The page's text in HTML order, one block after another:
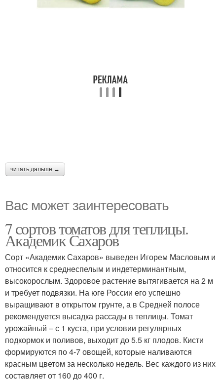
читать дальше →
Вас может заинтересовать
7 сортов томатов для теплицы.
Академик Сахаров
Сорт «Академик Сахаров» выведен Игорем Масловым и
относится к среднеспелым и индетерминантным,
высокорослым. Здоровое растение вытягивается на 2 м
и требует подвязки. На юге России его успешно
выращивают в открытом грунте, а в Средней полосе
рекомендуется высадка рассады в теплицы. Томат
урожайный – с 1 куста, при условии регулярных
подкормок и поливов, выходит до 5.5 кг плодов. Кисти
формируются по 4-7 овощей, которые наливаются
красным цветом за несколько недель. Вес каждого из них
составляет от 160 до 400 г.